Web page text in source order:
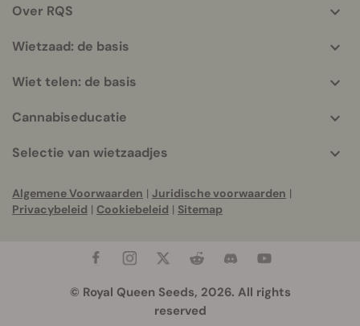
info
Over RQS
Wietzaad: de basis
Wiet telen: de basis
Cannabiseducatie
Selectie van wietzaadjes
Algemene Voorwaarden | Juridische voorwaarden |
Privacybeleid | Cookiebeleid | Sitemap
© Royal Queen Seeds, 2026. All rights
reserved